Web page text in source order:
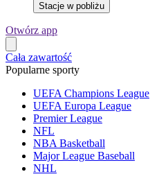
Stacje w pobliżu
Otwórz app
Cała zawartość
Popularne sporty
UEFA Champions League
UEFA Europa League
Premier League
NFL
NBA Basketball
Major League Baseball
NHL